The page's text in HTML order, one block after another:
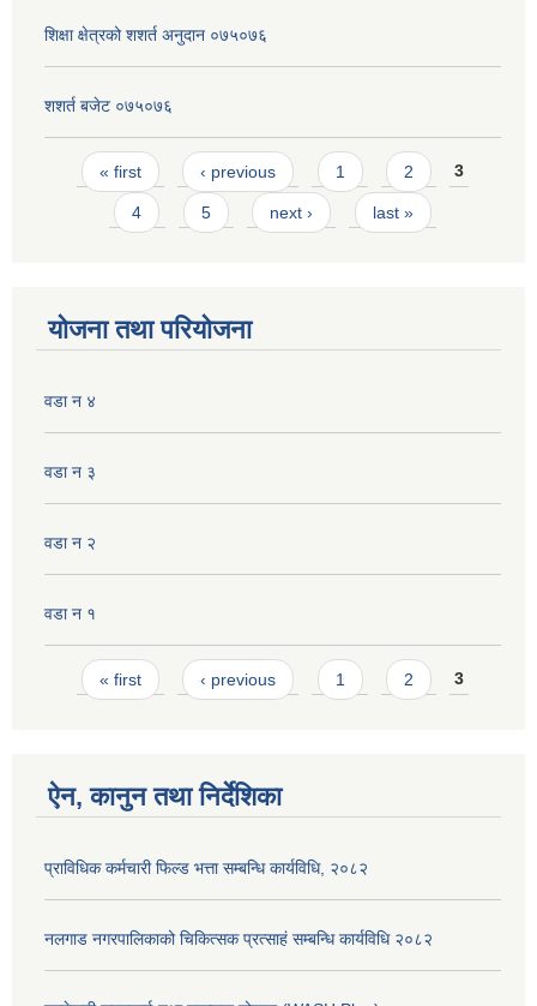
शिक्षा क्षेत्रको शशर्त अनुदान ०७५०७६
शशर्त बजेट ०७५०७६
Pages
« first ‹ previous 1 2 3
4 5 next › last »
योजना तथा परियोजना
वडा न ४
वडा न ३
वडा न‌‍ २
वडा न १
Pages
« first ‹ previous 1 2 3
ऐन, कानुन तथा निर्देशिका
प्राविधिक कर्मचारी फिल्ड भत्ता सम्बन्धि कार्यविधि, २०८२
नलगाड नगरपालिकाको चिकित्सक प्रत्साहं सम्बन्धि कार्यविधि २०८२